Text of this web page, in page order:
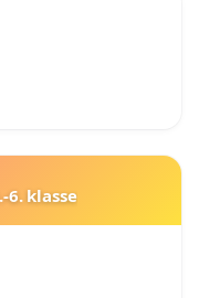
6. klasse